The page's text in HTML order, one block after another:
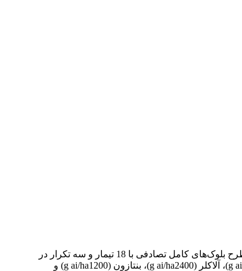
آزمایش مزرعه‌ای با هدف تأثیر تلفیق روش‌های کنترل مکانیکی با علف‌کش‌ها بر عملکرد و اجزاء عملکرد سویا در سال زراعی 83-1382 در قالب طرح بلوک‌های کامل تصادفی با 18 تیمار و سه تکرار در
مزرعه‌ی پژوهشی دانشکده کشاورزی دانشگاه تهران (کرج) اجرا شد. تیمارها شامل گروه‌های: 1- کاربرد مجزای علف‌کش‌های تریفلورالین (g ai/ha960)، آلاکلر (g ai/ha2400)، بنتازون (g ai/ha1200) و